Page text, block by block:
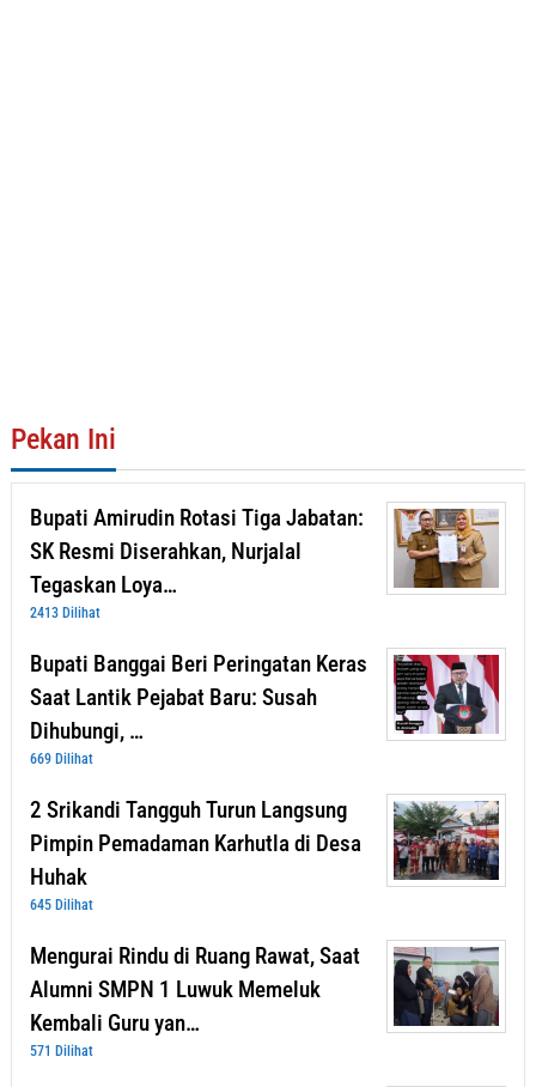
Pekan Ini
Bupati Amirudin Rotasi Tiga Jabatan:
SK Resmi Diserahkan, Nurjalal
Tegaskan Loya…
2413 Dilihat
Bupati Banggai Beri Peringatan Keras
Saat Lantik Pejabat Baru: Susah
Dihubungi, …
669 Dilihat
2 Srikandi Tangguh Turun Langsung
Pimpin Pemadaman Karhutla di Desa
Huhak
645 Dilihat
Mengurai Rindu di Ruang Rawat, Saat
Alumni SMPN 1 Luwuk Memeluk
Kembali Guru yan…
571 Dilihat